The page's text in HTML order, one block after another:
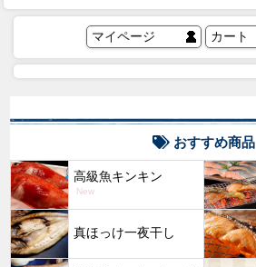
マイページ カート
おすすめ商品
高級魚キンキン
New
真ほっけ一夜干し